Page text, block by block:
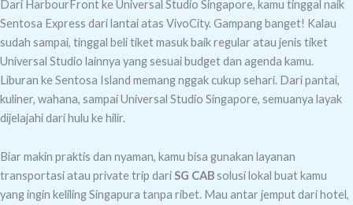
Dari HarbourFront ke Universal Studio Singapore, kamu tinggal naik
Sentosa Express dari lantai atas VivoCity. Gampang banget! Kalau
sudah sampai, tinggal beli tiket masuk baik regular atau jenis tiket
Universal Studio lainnya yang sesuai budget dan agenda kamu.
Liburan ke Sentosa Island memang nggak cukup sehari. Dari pantai,
kuliner, wahana, sampai Universal Studio Singapore, semuanya layak
dijelajahi dari hulu ke hilir.
Biar makin praktis dan nyaman, kamu bisa gunakan layanan
transportasi atau private trip dariSG CABsolusi lokal buat kamu
yang ingin keliling Singapura tanpa ribet. Mau antar jemput dari hotel,